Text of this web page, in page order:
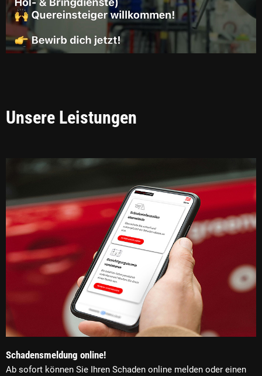
Unsere Leistungen
Schadensmeldung online!
Ab sofort können Sie Ihren Schaden online melden oder einen